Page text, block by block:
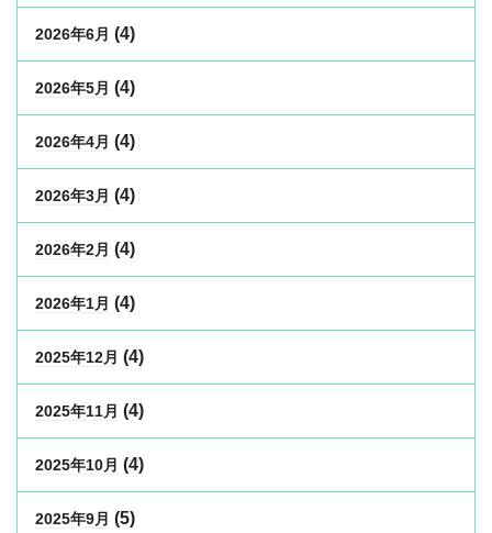
2026年6月 (4)
2026年5月 (4)
2026年4月 (4)
2026年3月 (4)
2026年2月 (4)
2026年1月 (4)
2025年12月 (4)
2025年11月 (4)
2025年10月 (4)
2025年9月 (5)